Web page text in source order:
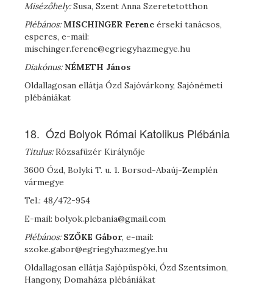
Misézőhely:Susa, Szent Anna Szeretetotthon
Plébános:MISCHINGER Ferenc érseki tanácsos,
esperes, e-mail:
mischinger.ferenc@egriegyhazmegye.hu
Diakónus:NÉMETH János
Oldallagosan ellátja Ózd Sajóvárkony, Sajónémeti
plébániákat
18. Ózd Bolyok Római Katolikus Plébánia
Titulus:Rózsafüzér Királynője
3600 Ózd, Bolyki T. u. 1. Borsod-Abaúj-Zemplén
vármegye
Tel.: 48/472-954
E-mail: bolyok.plebania@gmail.com
Plébános: SZŐKE Gábor, e-mail:
szoke.gabor@egriegyhazmegye.hu
Oldallagosan ellátja Sajópüspöki, Ózd Szentsimon,
Hangony, Domaháza plébániákat